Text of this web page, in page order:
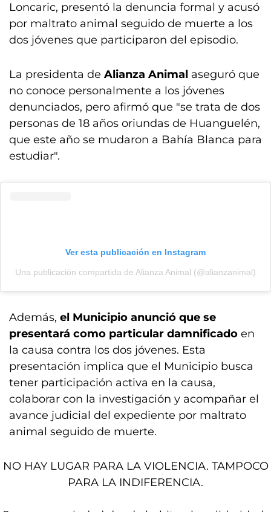
Loncaric, presentó la denuncia formal y acusó
por maltrato animal seguido de muerte a los
dos jóvenes que participaron del episodio.
La presidenta de Alianza Animal aseguró que
no conoce personalmente a los jóvenes
denunciados, pero afirmó que "se trata de dos
personas de 18 años oriundas de Huanguelén,
que este año se mudaron a Bahía Blanca para
estudiar".
Ver esta publicación en Instagram
Una publicación compartida de Alianza Animal (@alianzanimal)
Además, el Municipio anunció que se
presentará como particular damnificado en
la causa contra los dos jóvenes. Esta
presentación implica que el Municipio busca
tener participación activa en la causa,
colaborar con la investigación y acompañar el
avance judicial del expediente por maltrato
animal seguido de muerte.
NO HAY LUGAR PARA LA VIOLENCIA. TAMPOCO
PARA LA INDIFERENCIA.